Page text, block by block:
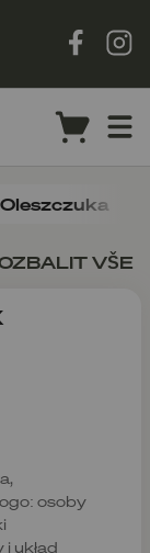
VŠE
osoby
układ